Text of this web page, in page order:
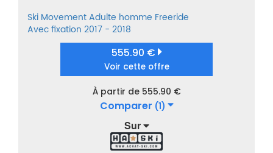
Ski MovementAdulte homme Freeride
Avec fixation 2017 - 2018
555.90 €
Voir cette offre
À partir de 555.90 €
Comparer (1)
Sur